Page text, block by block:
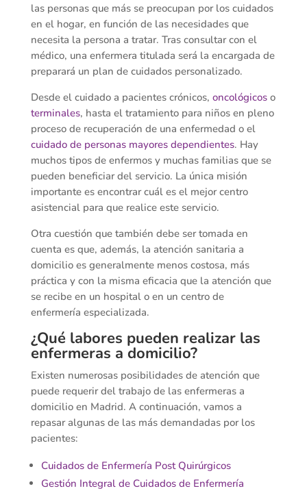
las personas que más se preocupan por los cuidados
en el hogar, en función de las necesidades que
necesita la persona a tratar. Tras consultar con el
médico, una enfermera titulada será la encargada de
preparará un plan de cuidados personalizado.
Desde el cuidado a pacientes crónicos, oncológicoso
terminales, hasta el tratamiento para niños en pleno
proceso de recuperación de una enfermedad o el
cuidado de personas mayores dependientes. Hay
muchos tipos de enfermos y muchas familias que se
pueden beneficiar del servicio. La única misión
importante es encontrar cuál es el mejor centro
asistencial para que realice este servicio.
Otra cuestión que también debe ser tomada en
cuenta es que, además, la atención sanitaria a
domicilio es generalmente menos costosa, más
práctica y con la misma eficacia que la atención que
se recibe en un hospital o en un centro de
enfermería especializada.
¿Qué labores pueden realizar las
enfermeras a domicilio?
Existen numerosas posibilidades de atención que
puede requerir del trabajo de las enfermeras a
domicilio en Madrid. A continuación, vamos a
repasar algunas de las más demandadas por los
pacientes:
Cuidados de Enfermería Post Quirúrgicos
Gestión Integral de Cuidados de Enfermería